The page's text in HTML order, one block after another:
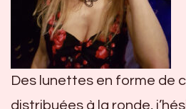
Des lunettes en forme de
distribuées à la ronde,